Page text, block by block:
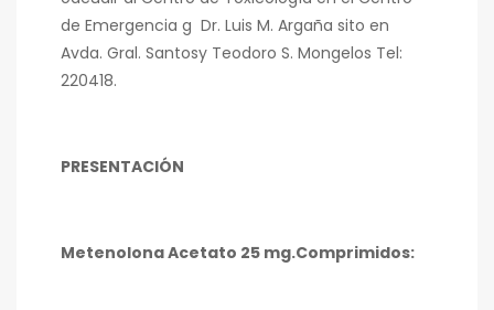
de Emergencia g Dr. Luis M. Argaña sito en
Avda. Gral. Santosy Teodoro S. Mongelos Tel:
220418.
PRESENTACIÓN
Metenolona Acetato 25 mg.Comprimidos: